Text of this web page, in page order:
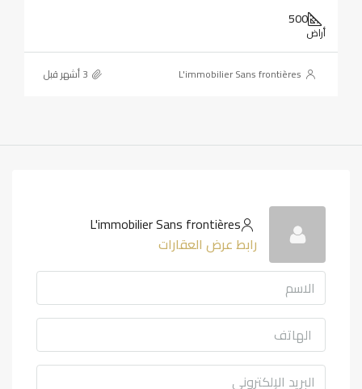
500
أراض
L'immobilier Sans frontières
L'immobilier Sans frontières
رابط عرض العقارات